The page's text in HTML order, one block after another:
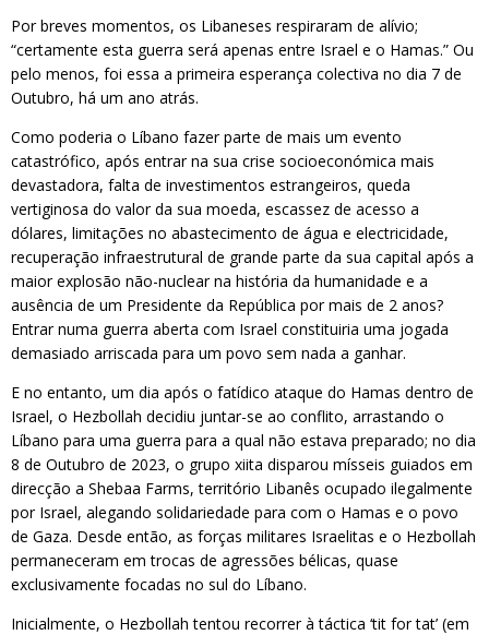
Por breves momentos, os Libaneses respiraram de alívio;
“certamente esta guerra será apenas entre Israel e o Hamas.” Ou
pelo menos, foi essa a primeira esperança colectiva no dia 7 de
Outubro, há um ano atrás.
Como poderia o Líbano fazer parte de mais um evento
catastrófico, após entrar na sua crise socioeconómica mais
devastadora, falta de investimentos estrangeiros, queda
vertiginosa do valor da sua moeda, escassez de acesso a
dólares, limitações no abastecimento de água e electricidade,
recuperação infraestrutural de grande parte da sua capital após a
maior explosão não-nuclear na história da humanidade e a
ausência de um Presidente da República por mais de 2 anos?
Entrar numa guerra aberta com Israel constituiria uma jogada
demasiado arriscada para um povo sem nada a ganhar.
E no entanto, um dia após o fatídico ataque do Hamas dentro de
Israel, o Hezbollah decidiu juntar-se ao conflito, arrastando o
Líbano para uma guerra para a qual não estava preparado; no dia
8 de Outubro de 2023, o grupo xiita disparou mísseis guiados em
direcção a Shebaa Farms, território Libanês ocupado ilegalmente
por Israel, alegando solidariedade para com o Hamas e o povo
de Gaza. Desde então, as forças militares Israelitas e o Hezbollah
permaneceram em trocas de agressões bélicas, quase
exclusivamente focadas no sul do Líbano.
Inicialmente, o Hezbollah tentou recorrer à táctica ‘tit for tat’ (em